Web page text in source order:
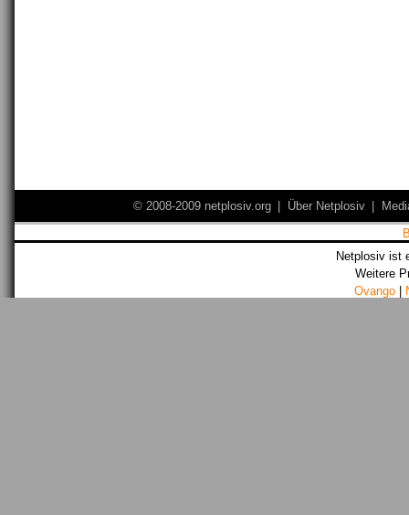
© 2008-2009 netplosiv.org Über Netplosiv
Netplosiv ist
Weitere
Ovango